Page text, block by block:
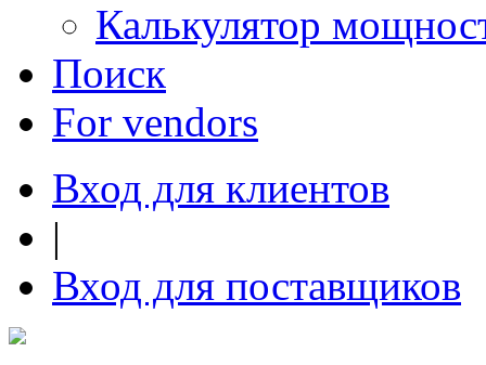
Калькулятор
Поиск
For vendors
Вход для клиентов
|
Вход для поставщиков